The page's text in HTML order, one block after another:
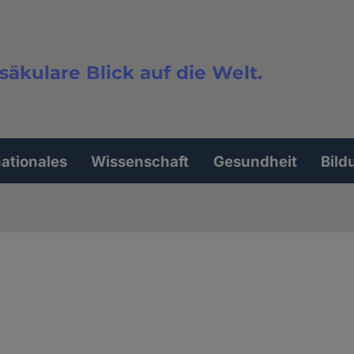
Blick auf die Welt.
Wissenschaft Gesundheit